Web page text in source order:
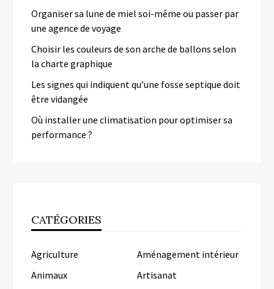
Organiser sa lune de miel soi-même ou passer par
une agence de voyage
Choisir les couleurs de son arche de ballons selon
la charte graphique
Les signes qui indiquent qu’une fosse septique doit
être vidangée
Où installer une climatisation pour optimiser sa
performance ?
CATÉGORIES
Agriculture
Aménagement intérieur
Animaux
Artisanat